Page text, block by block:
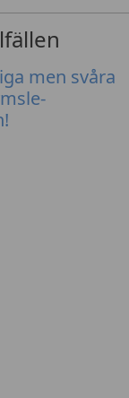
men svåra